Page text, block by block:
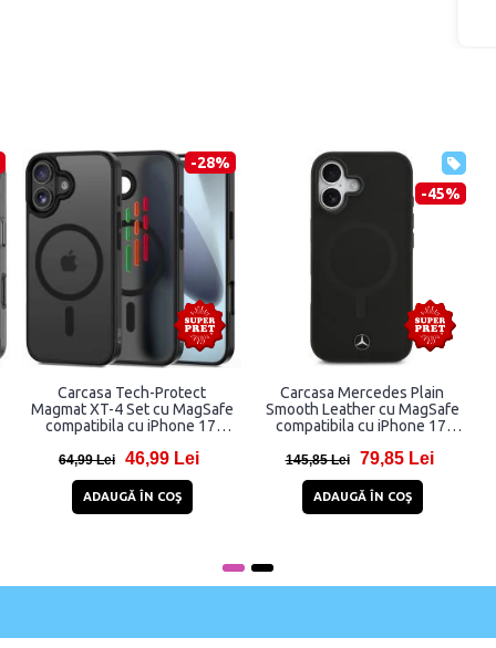
-28%
Carcasa Tech-Protect
Magmat XT-4 Set cu MagSafe
compatibila cu iPhone 17,
64,99 Lei 46,99 Lei
ADAUGĂ ÎN COŞ
-45%
Carcasa Mercedes Plain
Smooth Leather cu MagSafe
compatibila cu iPhone 17,
145,85 Lei 79,85 Lei
ADAUGĂ ÎN COŞ